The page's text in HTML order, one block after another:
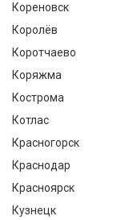
Кореновск
Королёв
Коротчаево
Коряжма
Кострома
Котлас
Красногорск
Краснодар
Красноярск
Кузнецк